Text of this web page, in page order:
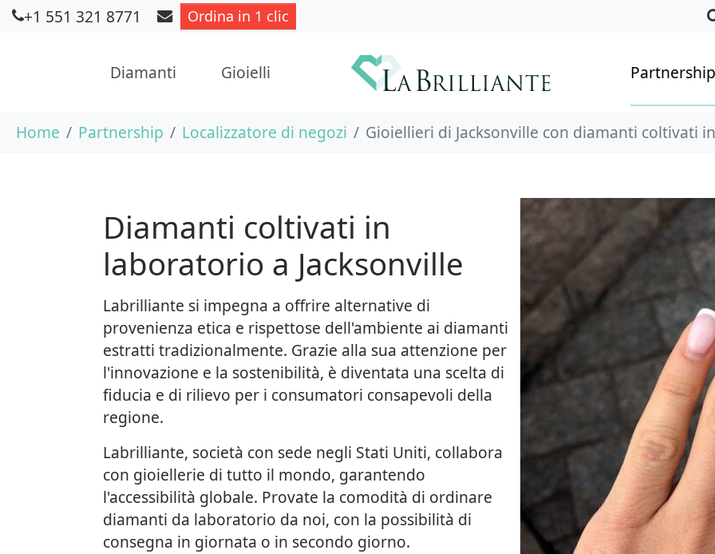
Skip to main content
+1 551 321 8771 Ordina in 1 clic
Diamanti Gioielli Partnership
You are here:
Home Partnership Localizzatore di negozi Gioiellieri di Jacksonville con diamanti coltivati
Diamanti coltivati in
laboratorio a Jacksonville
Labrilliante si impegna a offrire alternative di
provenienza etica e rispettose dell'ambiente ai diamanti
estratti tradizionalmente. Grazie alla sua attenzione per
l'innovazione e la sostenibilità, è diventata una scelta di
fiducia e di rilievo per i consumatori consapevoli della
regione.
Labrilliante, società con sede negli Stati Uniti, collabora
con gioiellerie di tutto il mondo, garantendo
l'accessibilità globale. Provate la comodità di ordinare
diamanti da laboratorio da noi, con la possibilità di
consegna in giornata o in secondo giorno.